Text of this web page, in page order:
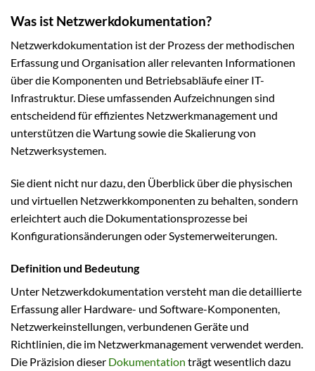
Was ist Netzwerkdokumentation?
Netzwerkdokumentation ist der Prozess der methodischen
Erfassung und Organisation aller relevanten Informationen
über die Komponenten und Betriebsabläufe einer IT-
Infrastruktur. Diese umfassenden Aufzeichnungen sind
entscheidend für effizientes Netzwerkmanagement und
unterstützen die Wartung sowie die Skalierung von
Netzwerksystemen.
Sie dient nicht nur dazu, den Überblick über die physischen
und virtuellen Netzwerkkomponenten zu behalten, sondern
erleichtert auch die Dokumentationsprozesse bei
Konfigurationsänderungen oder Systemerweiterungen.
Definition und Bedeutung
Unter Netzwerkdokumentation versteht man die detaillierte
Erfassung aller Hardware- und Software-Komponenten,
Netzwerkeinstellungen, verbundenen Geräte und
Richtlinien, die im Netzwerkmanagement verwendet werden.
Die Präzision dieser Dokumentation trägt wesentlich dazu